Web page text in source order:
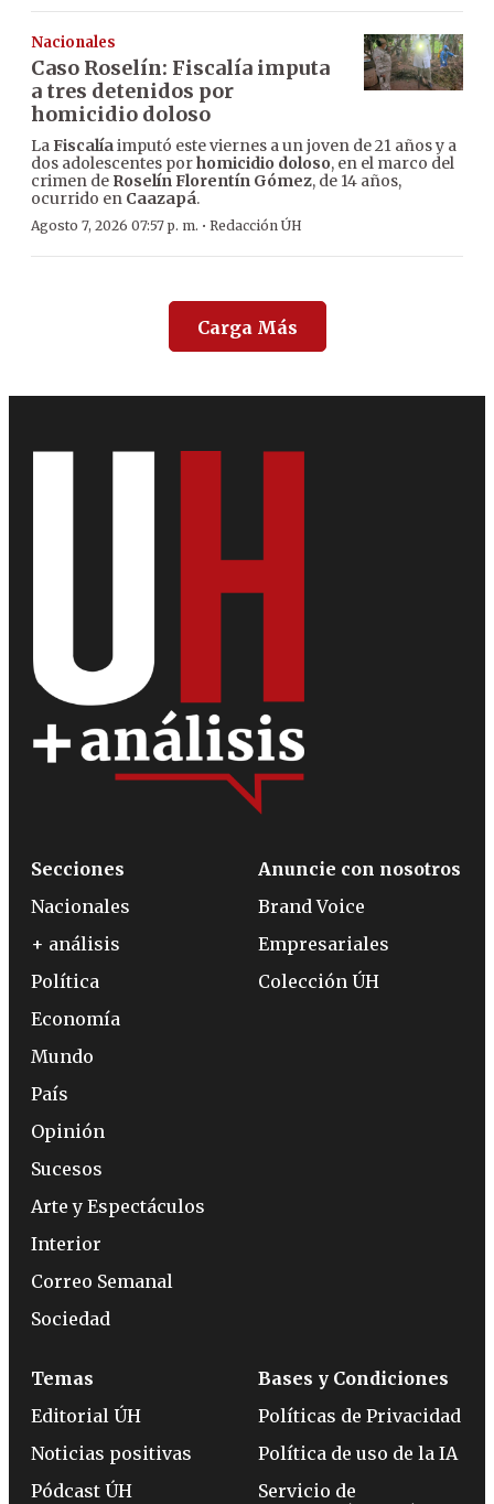
Nacionales
Caso Roselín: Fiscalía imputa
a tres detenidos por
homicidio doloso
LaFiscalíaimputó este viernes a un joven de 21 años y a
dos adolescentes porhomicidio doloso, en el marco del
crimen de Roselín Florentín Gómez, de 14 años,
ocurrido en Caazapá.
Agosto 7, 2026 07:57 p. m. · Redacción ÚH
Carga Más
Secciones
Nacionales
+ análisis
Política
Economía
Mundo
País
Opinión
Sucesos
Arte y Espectáculos
Interior
Correo Semanal
Sociedad
Anuncie con nosotros
Brand Voice
Empresariales
Colección ÚH
Temas
Editorial ÚH
Noticias positivas
Pódcast ÚH
Bases y Condiciones
Políticas de Privacidad
Política de uso de la IA
Servicio de